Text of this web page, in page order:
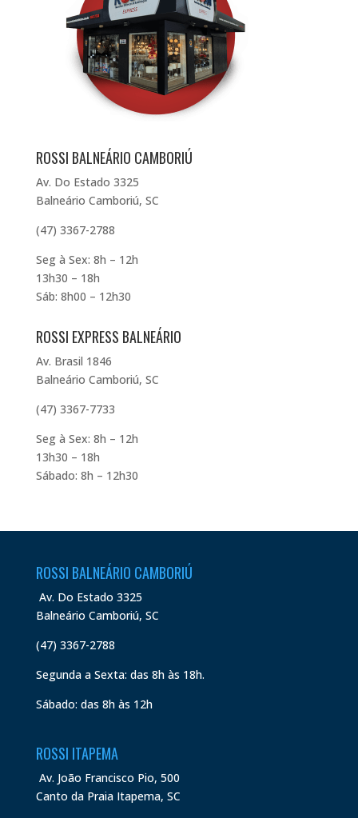
ROSSI BALNEÁRIO CAMBORIÚ
Av. Do Estado 3325
Balneário Camboriú, SC
(47) 3367-2788
Seg à Sex: 8h – 12h
13h30 – 18h
Sáb: 8h00 – 12h30
ROSSI EXPRESS BALNEÁRIO
Av. Brasil 1846
Balneário Camboriú, SC
(47) 3367-7733
Seg à Sex: 8h – 12h
13h30 – 18h
Sábado: 8h – 12h30
ROSSI BALNEÁRIO CAMBORIÚ
Av. Do Estado 3325
Balneário Camboriú, SC
(47) 3367-2788
Segunda a Sexta: das 8h às 18h.
Sábado: das 8h às 12h
ROSSI ITAPEMA
Av. João Francisco Pio, 500
Canto da Praia Itapema, SC